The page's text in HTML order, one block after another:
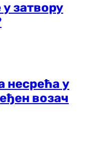
затвору
несрећа у
возач